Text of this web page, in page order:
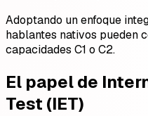
Adoptando un enfoque
hablantes nativos pueden
capacidades C1 o C2.
El papel de
Test (IET)